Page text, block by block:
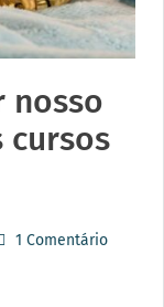
nosso
cursos
1 Comentário